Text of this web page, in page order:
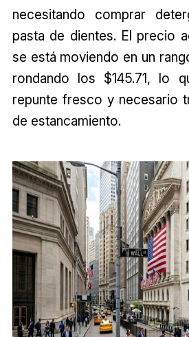
necesitando comprar
pasta de dientes. El precio
se está moviendo en un
rondando los $145.71, lo
repunte fresco y necesario
de estancamiento.